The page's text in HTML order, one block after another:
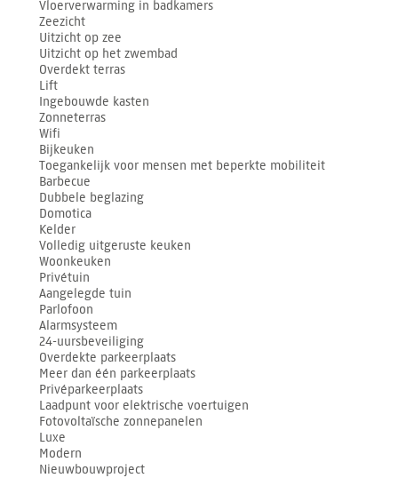
Vloerverwarming in badkamers
Zeezicht
Uitzicht op zee
Uitzicht op het zwembad
Overdekt terras
Lift
Ingebouwde kasten
Zonneterras
Wifi
Bijkeuken
Toegankelijk voor mensen met beperkte mobiliteit
Barbecue
Dubbele beglazing
Domotica
Kelder
Volledig uitgeruste keuken
Woonkeuken
Privétuin
Aangelegde tuin
Parlofoon
Alarmsysteem
24-uursbeveiliging
Overdekte parkeerplaats
Meer dan één parkeerplaats
Privéparkeerplaats
Laadpunt voor elektrische voertuigen
Fotovoltaïsche zonnepanelen
Luxe
Modern
Nieuwbouwproject